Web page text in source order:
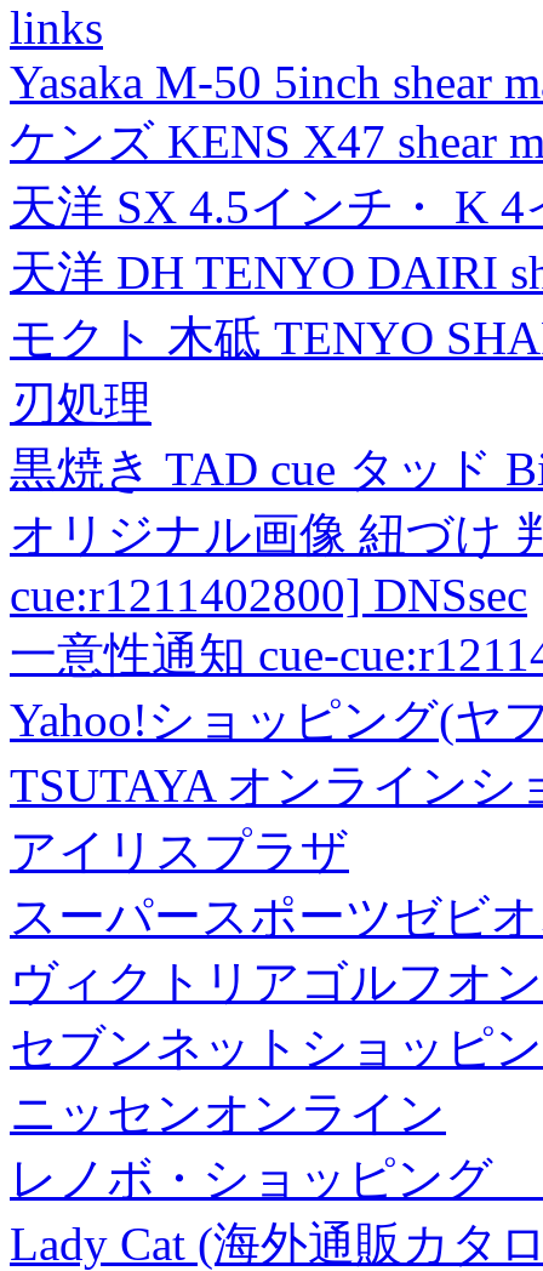
links
Yasaka M-50 5inch shear
ケンズ KENS X47 shear
天洋 SX 4.5インチ・ K
天洋 DH TENYO DAIRI
モクト 木砥 TENYO
刃処理
黒焼き TAD cue タッド
オリジナル画像 紐づけ
cue:r1211402800] DNSsec
一意性通知 cue-
Yahoo!ショッピング(ヤ
TSUTAYA オンラインシ
アイリスプラザ
スーパースポーツゼビ
ヴィクトリアゴルフオ
セブンネットショッピ
ニッセンオンライン
レノボ・ショッピング
Lady Cat (海外通販カタ